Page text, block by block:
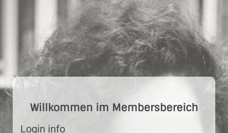
Willkommen im Membersbereich
Login info